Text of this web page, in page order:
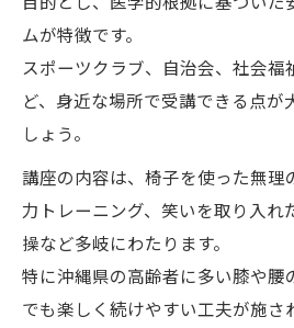
ムが特徴です。
スポーツクラブ、自治会、社会福
ど、身近な場所で受講できる点が
しょう。
講座の内容は、椅子を使った無理
力トレーニング、笑いを取り入れ
操など多岐にわたります。
特に沖縄県の高齢者に多い膝や腰
でも楽しく続けやすい工夫が施さ